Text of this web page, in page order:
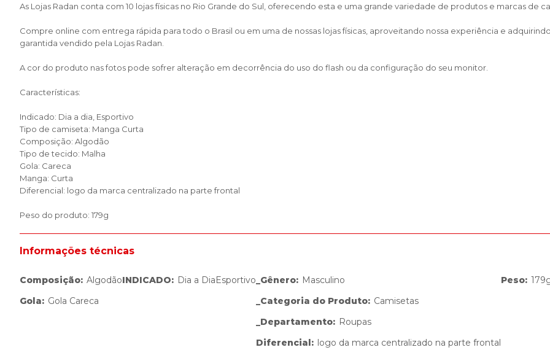
As Lojas Radan conta com 10 lojas físicas no Rio Grande do Sul, oferecendo esta e uma grande variedade de produtos e marcas de
Compre online com entrega rápida para todo o Brasil ou em uma de nossas lojas físicas, aproveitando nossa experiência e
garantida vendido pela Lojas Radan.
A cor do produto nas fotos pode sofrer alteração em decorrência do uso do flash ou da configuração do seu monitor.
Características:
Indicado: Dia a dia, Esportivo
Tipo de camiseta: Manga Curta
Composição: Algodão
Tipo de tecido: Malha
Gola: Careca
Manga: Curta
Diferencial: logo da marca centralizado na parte frontal
Peso do produto: 179g
Informações técnicas
Composição: Algodão
Gola: Gola Careca
INDICADO: Dia a DiaEsportivo _Gênero: Masculino
_Categoria do Produto: Camisetas
_Departamento: Roupas
Diferencial: logo da marca centralizado na parte frontal
Peso: